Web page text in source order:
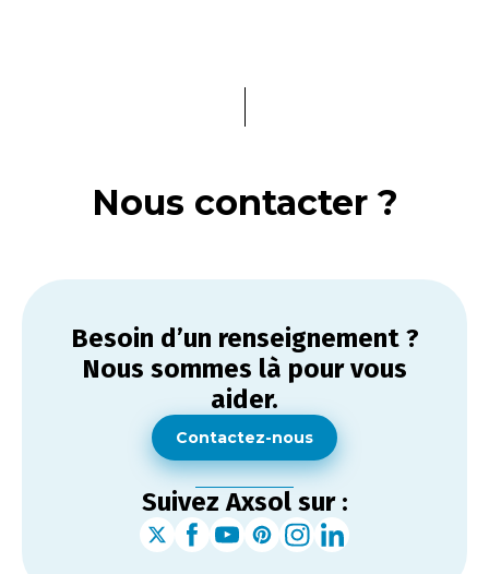
Nous contacter ?
Besoin d’un renseignement ?
Nous sommes là pour vous
aider.
Contactez-nous
Suivez Axsol sur :